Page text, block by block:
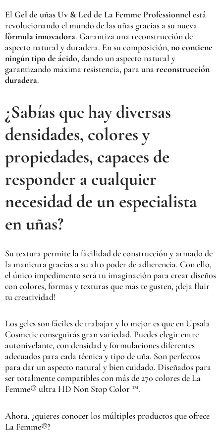
El Gel de uñas Uv & Led de La Femme Professionnel está
revolucionando el mundo de las uñas gracias a su nueva
fórmula innovadora. Garantiza una reconstrucción de
aspecto natural y duradera. En su composición, no contiene
ningún tipo de ácido, dando un aspecto natural y
garantizando máxima resistencia, para unareconstrucción
duradera.
¿Sabías que hay diversas
densidades, colores y
propiedades, capaces de
responder a cualquier
necesidad de un especialista
en uñas?
Su textura permite la facilidad de construcción y armado de
la manicura gracias a su alto poder de adherencia. Con ello,
el único impedimento será tu imaginación para crear diseños
con colores, formas y texturas que más te gusten, ¡deja fluir
tu creatividad!
Los geles son fáciles de trabajar y lo mejor es que en Upsala
Cosmetic conseguirás gran variedad. Puedes elegir entre
autonivelante, con densidad y formulaciones diferentes
adecuados para cada técnica y tipo de uña. Son perfectos
para dar un aspecto natural y bien cuidado. Diseñados para
ser totalmente compatibles con más de 270 colores de La
Femme® ultra HD Non Stop Color ™.
Ahora, ¿quieres conocer los múltiples productos que ofrece
La Femme®?